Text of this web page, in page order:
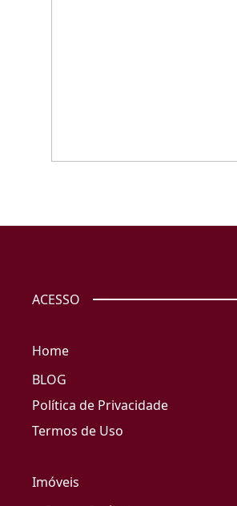
ACESSO
Home
BLOG
Política de Privacidade
Termos de Uso
Imóveis